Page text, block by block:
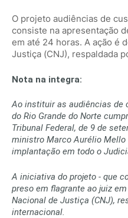
O projeto audiências de
consiste na apresentação
em até 24 horas. A ação é
Justiça (CNJ), respaldada
Nota na integra:
Ao instituir as audiências de
do Rio Grande do Norte
Tribunal Federal, de 9 de
ministro Marco Aurélio Mello
implantação em todo o
A iniciativa do projeto - que
preso em flagrante ao juiz
Nacional de Justiça (CNJ),
internacional.